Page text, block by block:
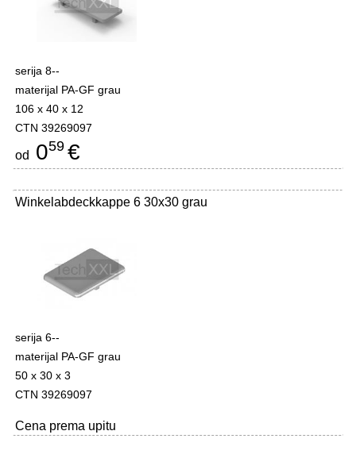
serija 8--
materijal PA-GF grau
106 x 40 x 12
CTN 39269097
od 059 €
Winkelabdeckkappe 6 30x30 grau
serija 6--
materijal PA-GF grau
50 x 30 x 3
CTN 39269097
Cena prema upitu